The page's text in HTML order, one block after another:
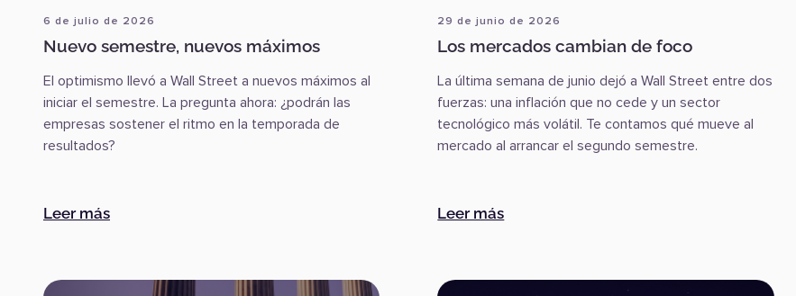
6 de julio de 2026
Nuevo semestre, nuevos máximos
El optimismo llevó a Wall Street a nuevos máximos al
iniciar el semestre. La pregunta ahora: ¿podrán las
empresas sostener el ritmo en la temporada de
resultados?
Leer más:
29 de junio de 2026
Los mercados cambian de foco
La última semana de junio dejó a Wall Street entre dos
fuerzas: una inflación que no cede y un sector
tecnológico más volátil. Te contamos qué mueve al
mercado al arrancar el segundo semestre.
Leer más: